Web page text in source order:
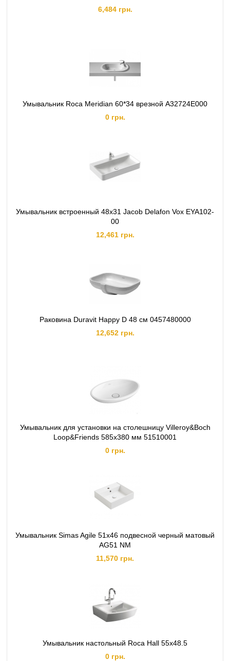
6,484 грн.
Умывальник Roca Meridian 60*34 врезной A32724E000
0 грн.
Умывальник встроенный 48x31 Jacob Delafon Vox EYA102-
00
12,461 грн.
Раковина Duravit Happy D 48 см 0457480000
12,652 грн.
Умывальник для установки на столешницу Villeroy&Boch
Loop&Friends 585х380 мм 51510001
0 грн.
Умывальник Simas Agile 51x46 подвесной черный матовый
AG51 NM
11,570 грн.
Умывальник настольный Roca Hall 55x48.5
0 грн.